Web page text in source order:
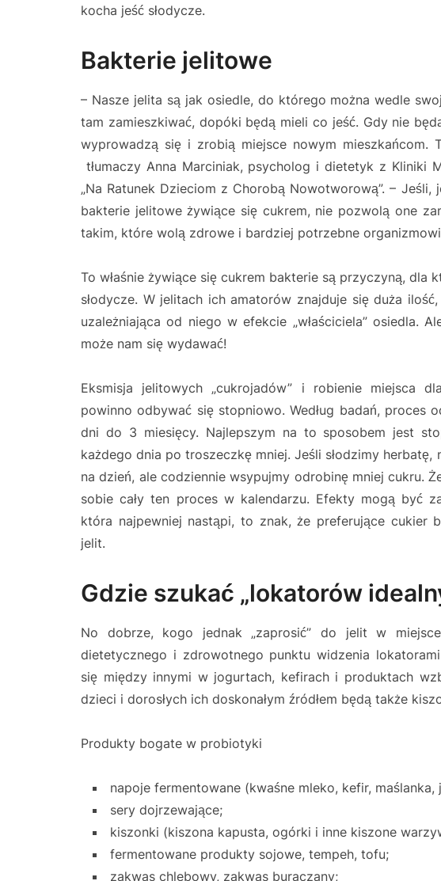
kocha jeść słodycze.
Bakterie jelitowe
– Nasze jelita są jak osiedle, do którego można wedle
tam zamieszkiwać, dopóki będą mieli co jeść. Gdy nie
wyprowadzą się i zrobią miejsce nowym mieszkańcom.
tłumaczy Anna Marciniak, psycholog i dietetyk z Kliniki
„Na Ratunek Dzieciom z Chorobą Nowotworową”. –
bakterie jelitowe żywiące się cukrem, nie pozwolą one
takim, które wolą zdrowe i bardziej potrzebne
To właśnie żywiące się cukrem bakterie są przyczyną, dla
słodycze. W jelitach ich amatorów znajduje się duża
uzależniająca od niego w efekcie „właściciela” osiedla.
może nam się wydawać!
Eksmisja jelitowych „cukrojadów” i robienie miejsca
powinno odbywać się stopniowo. Według badań, proces
dni do 3 miesięcy. Najlepszym na to sposobem jest
każdego dnia po troszeczkę mniej. Jeśli słodzimy herbatę,
na dzień, ale codziennie wsypujmy odrobinę mniej cukru.
sobie cały ten proces w kalendarzu. Efekty mogą być
która najpewniej nastąpi, to znak, że preferujące cukier
jelit.
Gdzie szukać „lokatorów
No dobrze, kogo jednak „zaprosić” do jelit w
dietetycznego i zdrowotnego punktu widzenia
się między innymi w jogurtach, kefirach i produktach
dzieci i dorosłych ich doskonałym źródłem będą także
Produkty bogate w probiotyki
napoje fermentowane (kwaśne mleko, kefir,
sery dojrzewające;
kiszonki (kiszona kapusta, ogórki i inne kiszone
fermentowane produkty sojowe, tempeh, tofu;
zakwas chlebowy, zakwas buraczany;